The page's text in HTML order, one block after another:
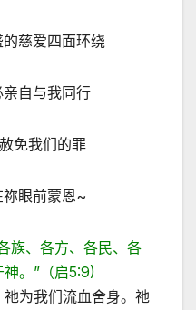
慈爱四面环绕
自与我同行
免我们的罪
眼前蒙恩~
族、各方、各民、各
。”（启5:9)
为我们流血舍身。祂